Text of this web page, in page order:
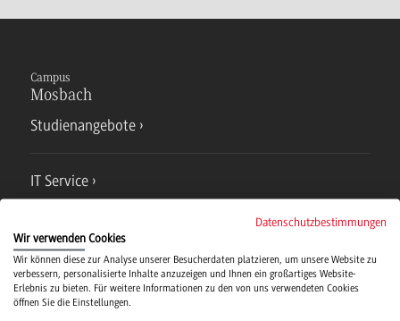
Campus
Mosbach
Studienangebote
IT Service
Campusmensa
Hochschulsport
Datenschutzbestimmungen
Wir verwenden Cookies
Wir können diese zur Analyse unserer Besucherdaten platzieren, um unsere Website zu
verbessern, personalisierte Inhalte anzuzeigen und Ihnen ein großartiges Website-
Erlebnis zu bieten. Für weitere Informationen zu den von uns verwendeten Cookies
öffnen Sie die Einstellungen.